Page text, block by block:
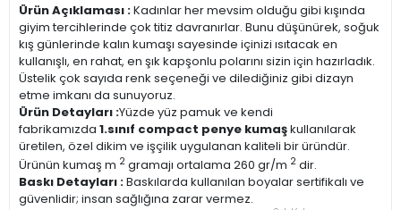
Ürün Açıklaması :Kadınlar her mevsim olduğu gibi kışında
giyim tercihlerinde çok titiz davranırlar. Bunu düşünürek, soğuk
kış günlerinde kalın kumaşı sayesinde içinizi ısıtacak en
kullanışlı, en rahat, en şık kapşonlu polarını sizin için hazırladık.
Üstelik çok sayıda renk seçeneği ve dilediğiniz gibi dizayn
etme imkanı da sunuyoruz.
Ürün Detayları :Yüzde yüz pamuk ve kendi
fabrikamızda 1.sınıf compact penye kumaşkullanılarak
üretilen, özel dikim ve işçilik uygulanan kaliteli bir üründür.
Ürünün kumaş m 2 gramajı ortalama 260 gr/m 2 dir.
Baskı Detayları :Baskılarda kullanılan boyalar sertifikalı ve
güvenlidir; insan sağlığına zarar vermez.